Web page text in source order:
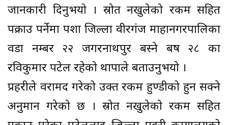
जानकारी दिनुभयो । स्रोत नखुलेको रकम सहित
पक्राउ पर्नेमा पर्शा जिल्ला वीरगंज माहानगरपालिका
वडा नम्बर २२ जगरनाथपुर बस्ने बर्ष २८ का
रविकुमार पटेल रहेको थापाले बताउनुभयो ।
प्रहरीले वरामद गरेको उक्त रकम हुण्डीको हुन सक्ने
अनुमान गरेको छ । स्रोत नखुलेको रकम सहित